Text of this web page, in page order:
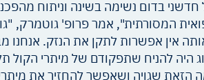
חדשני בדום נשימה בשינה וניתוח
המסורתית", אמר פרופ' גוטמרק,
אין אפשרות לתקן את הנזק. אנחנו
היה להניח שתפקודם של מיתרי הקול
הזאת שגויה ושאפשר להחזיר את